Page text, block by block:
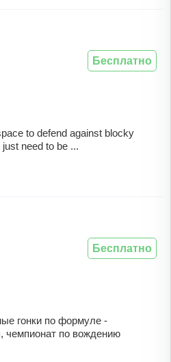
to defend against blocky
need to be ...
Бесплатно
гонки по формуле -
чемпионат по вождению
Бесплатно